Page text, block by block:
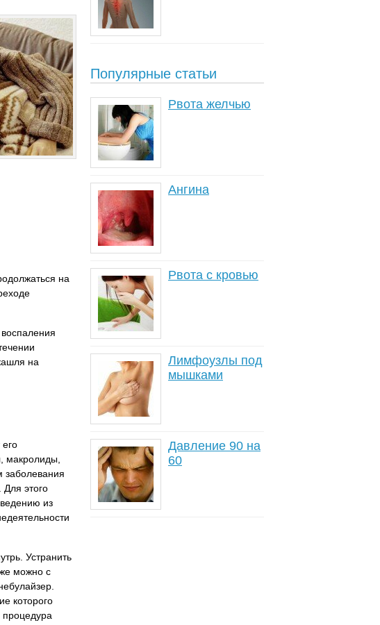
на
на
макролиды,
заболевания
этого
из
Устранить
можно с
которого
Популярные статьи
Рвота желчью
Ангина
Рвота с кровью
Лимфоузлы под
мышками
Давление 90 на
60